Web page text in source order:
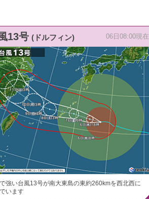
13号 (ドルフィン) 06日08:00現在
強い台風13号が南大東島の東約260kmを西北西に
います